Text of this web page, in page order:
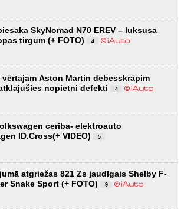
SkyNomad N70 EREV – luksusa
tirgum (+ FOTO)
4
vērtajam Aston Martin debesskrāpim
nopietni defekti
4
cerība- elektroauto
ID.Cross(+ VIDEO)
5
atgriežas 821 Zs jaudīgais Shelby F-
Snake Sport (+ FOTO)
9